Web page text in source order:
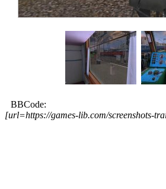
BBCode:
[url=https://games-lib.com/screenshots-